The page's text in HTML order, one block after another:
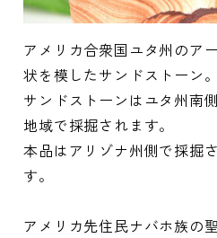
アメリカ合衆国ユタ州のア
状を模したサンドストーン。
サンドストーンはユタ州南
地域で採掘されます。
本品はアリゾナ州側で採掘
す。
アメリカ先住民ナバホ族の